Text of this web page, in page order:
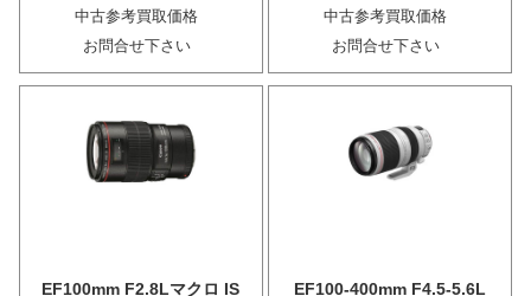
中古参考買取価格
お問合せ下さい
中古参考買取価格
お問合せ下さい
EF100mm F2.8Lマクロ IS
EF100-400mm F4.5-5.6L